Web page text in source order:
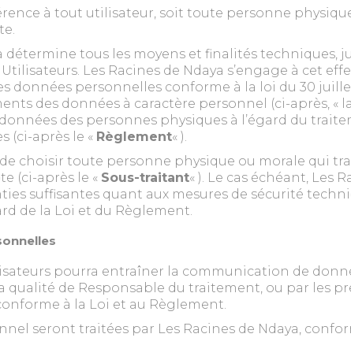
à tout utilisateur, soit toute personne
détermine tous les moyens et finalités
Les Racines de Ndaya s’engage à cet
données personnelles conforme à la loi du 30
des données à caractère personnel (ci-après, « la
des personnes physiques à l’égard du
(ci-après le « Règlement« ).
de choisir toute personne physique ou morale qui
(ci-après le « Sous-traitant« ). Le cas échéant, Les
suffisantes quant aux mesures de sécurité
de la Loi et du Règlement.
pourra entraîner la communication de
qualité de Responsable du traitement, ou par les
à la Loi et au Règlement.
seront traitées par Les Racines de Ndaya,